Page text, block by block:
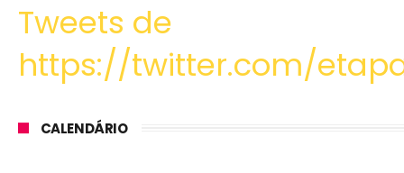
Tweets de
https://twitter.com/
CALENDÁRIO